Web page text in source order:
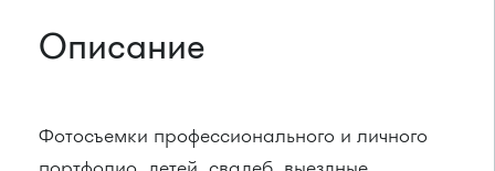
Описание
Фотосъемки профессионального и личного